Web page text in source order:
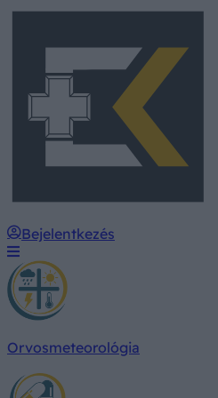
Bejelentkezés
Orvosmeteorológia